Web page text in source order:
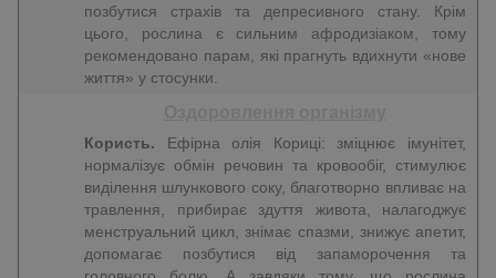
позбутися страхів та депресивного стану. Крім
цього, рослина є сильним афродизіаком, тому
рекомендовано парам, які прагнуть вдихнути «нове
життя» у стосунки.
Користь. Ефірна олія Кориці: зміцнює імунітет,
нормалізує обмін речовин та кровообіг, стимулює
виділення шлункового соку, благотворно впливає на
травлення, прибирає здуття живота, налагоджує
менструальний цикл, знімає спазми, знижує апетит,
допомагає позбутися від запаморочення та